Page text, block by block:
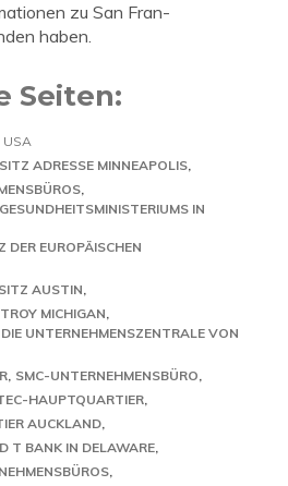
zu San Fran-
haben.
Seiten:
USA
ADRESSE MINNEAPOLIS
IN
EUROPÄISCHEN
AUSTIN
MICHIGAN
UNTERNEHMENSZENTRALE VON
SMC-UNTERNEHMENSBÜRO
HAUPTQUARTIER
AUCKLAND
T BANK IN DELAWARE